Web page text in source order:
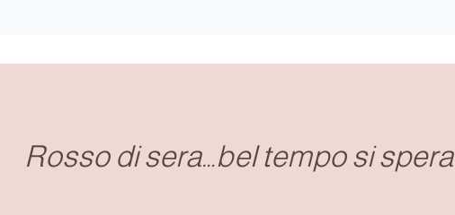
Rosso di sera…bel tempo si spera